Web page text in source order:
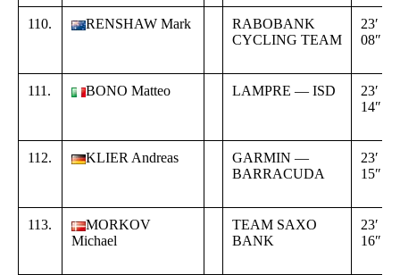
110. RENSHAW Mark
RABOBANK
CYCLING TEAM
23′
08″
111. BONO Matteo LAMPRE — ISD
23′
14″
112. KLIER Andreas
GARMIN —
BARRACUDA
23′
15″
113.
MORKOV
Michael
TEAM SAXO
BANK
23′
16″